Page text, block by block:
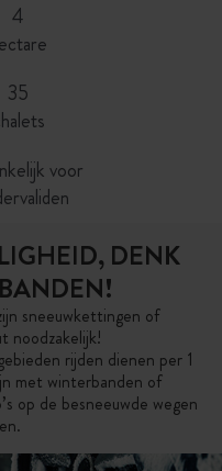
4
35
voor
DENK
sneeuwkettingen of
noodzakelijk!
rijden dienen per 1
met winterbanden of
op de besneeuwde wegen